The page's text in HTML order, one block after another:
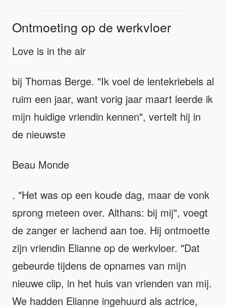
Ontmoeting op de werkvloer
Love is in the air
bij Thomas Berge. "Ik voel de lentekriebels al
ruim een jaar, want vorig jaar maart leerde ik
mijn huidige vriendin kennen", vertelt hij in
de nieuwste
Beau Monde
. "Het was op een koude dag, maar de vonk
sprong meteen over. Althans: bij mij", voegt
de zanger er lachend aan toe. Hij ontmoette
zijn vriendin Elianne op de werkvloer. "Dat
gebeurde tijdens de opnames van mijn
nieuwe clip, in het huis van vrienden van mij.
We hadden Elianne ingehuurd als actrice,